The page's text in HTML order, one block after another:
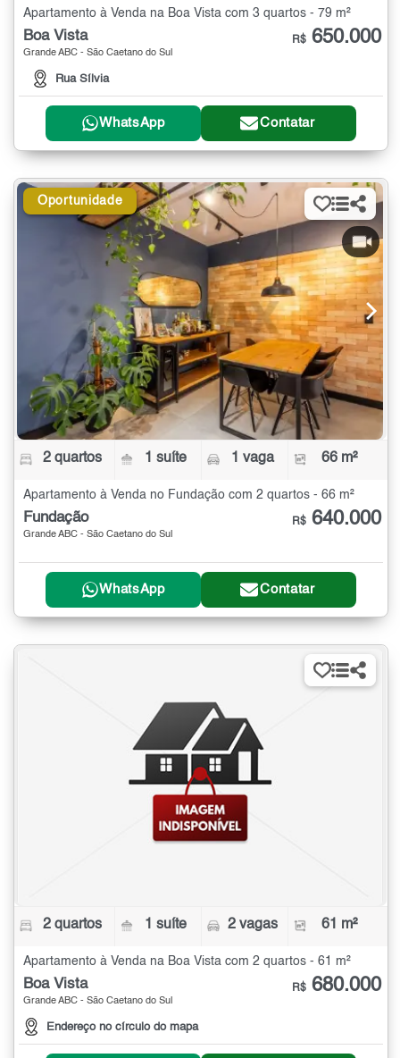
Apartamento à Venda na Boa Vista com 3 quartos - 79 m²
Boa Vista
Grande ABC - São Caetano do Sul
Rua Sílvia
R$ 650.000
WhatsApp Contatar
Oportunidade
2 quartos 1 suíte 1 vaga 66 m²
Apartamento à Venda no Fundação com 2 quartos - 66 m²
Fundação
Grande ABC - São Caetano do Sul
R$ 640.000
WhatsApp Contatar
2 quartos 1 suíte 2 vagas 61 m²
Apartamento à Venda na Boa Vista com 2 quartos - 61 m²
Boa Vista
Grande ABC - São Caetano do Sul
Endereço no círculo do mapa
R$ 680.000